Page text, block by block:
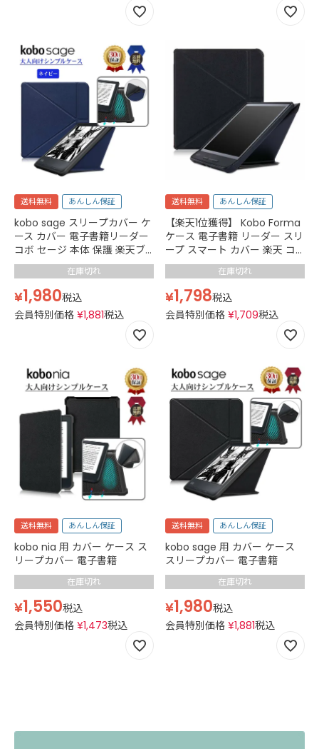
送料無料 あんしん保証
kobo sage スリープカバー ケ
ース カバー 電子書籍リーダー
コボ セージ 本体 保護 楽天ブ
ックス オートスリープ マグネ
ットタブレット ケース 8イン
チ 薄型 軽量 ネイビー 紺
在庫切れ
¥1,980税込
会員特別価格 ¥1,881税込
送料無料 あんしん保証
【楽天1位獲得】 Kobo Forma
ケース 電子書籍 リーダー スリ
ープ スマート カバー 楽天 コ
ボ RAKUTEN Book 画面を守る
フラップ 薄型 落下防止 軽量
オート スリープ 傷をつけない
レザー加工 TPU Black 黒
在庫切れ
¥1,798税込
会員特別価格 ¥1,709税込
送料無料 あんしん保証
kobo nia 用 カバー ケース ス
リープカバー 電子書籍
在庫切れ
¥1,550税込
会員特別価格 ¥1,473税込
送料無料 あんしん保証
kobo sage 用 カバー ケース
スリープカバー 電子書籍
在庫切れ
¥1,980税込
会員特別価格 ¥1,881税込